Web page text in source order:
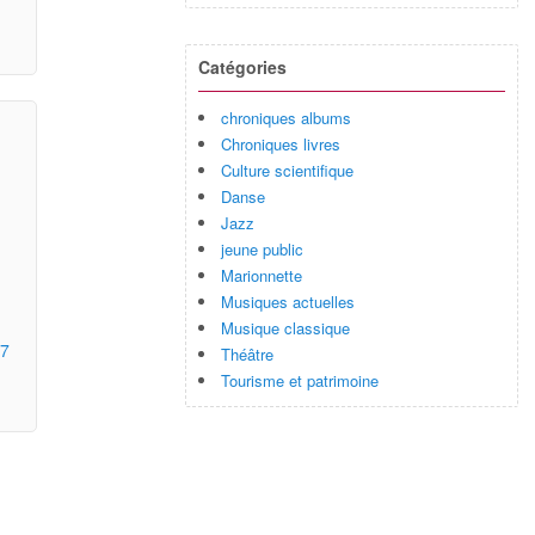
Catégories
chroniques albums
Chroniques livres
Culture scientifique
Danse
Jazz
jeune public
Marionnette
Musiques actuelles
Musique classique
Théâtre
Tourisme et patrimoine